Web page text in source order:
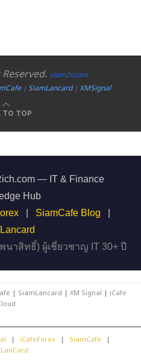
Reserved. siam2r.com
|SiamLancard|XMSignal
TO TOP
— IT & Finance
Hub
SiamCafe Blog
าสิทธิ์) ผู้เชี่ยวชาญ IT 30+ ปี
| SiamLancard | XM Signal | iCafe
| iCafeForex | SiamCafe
|